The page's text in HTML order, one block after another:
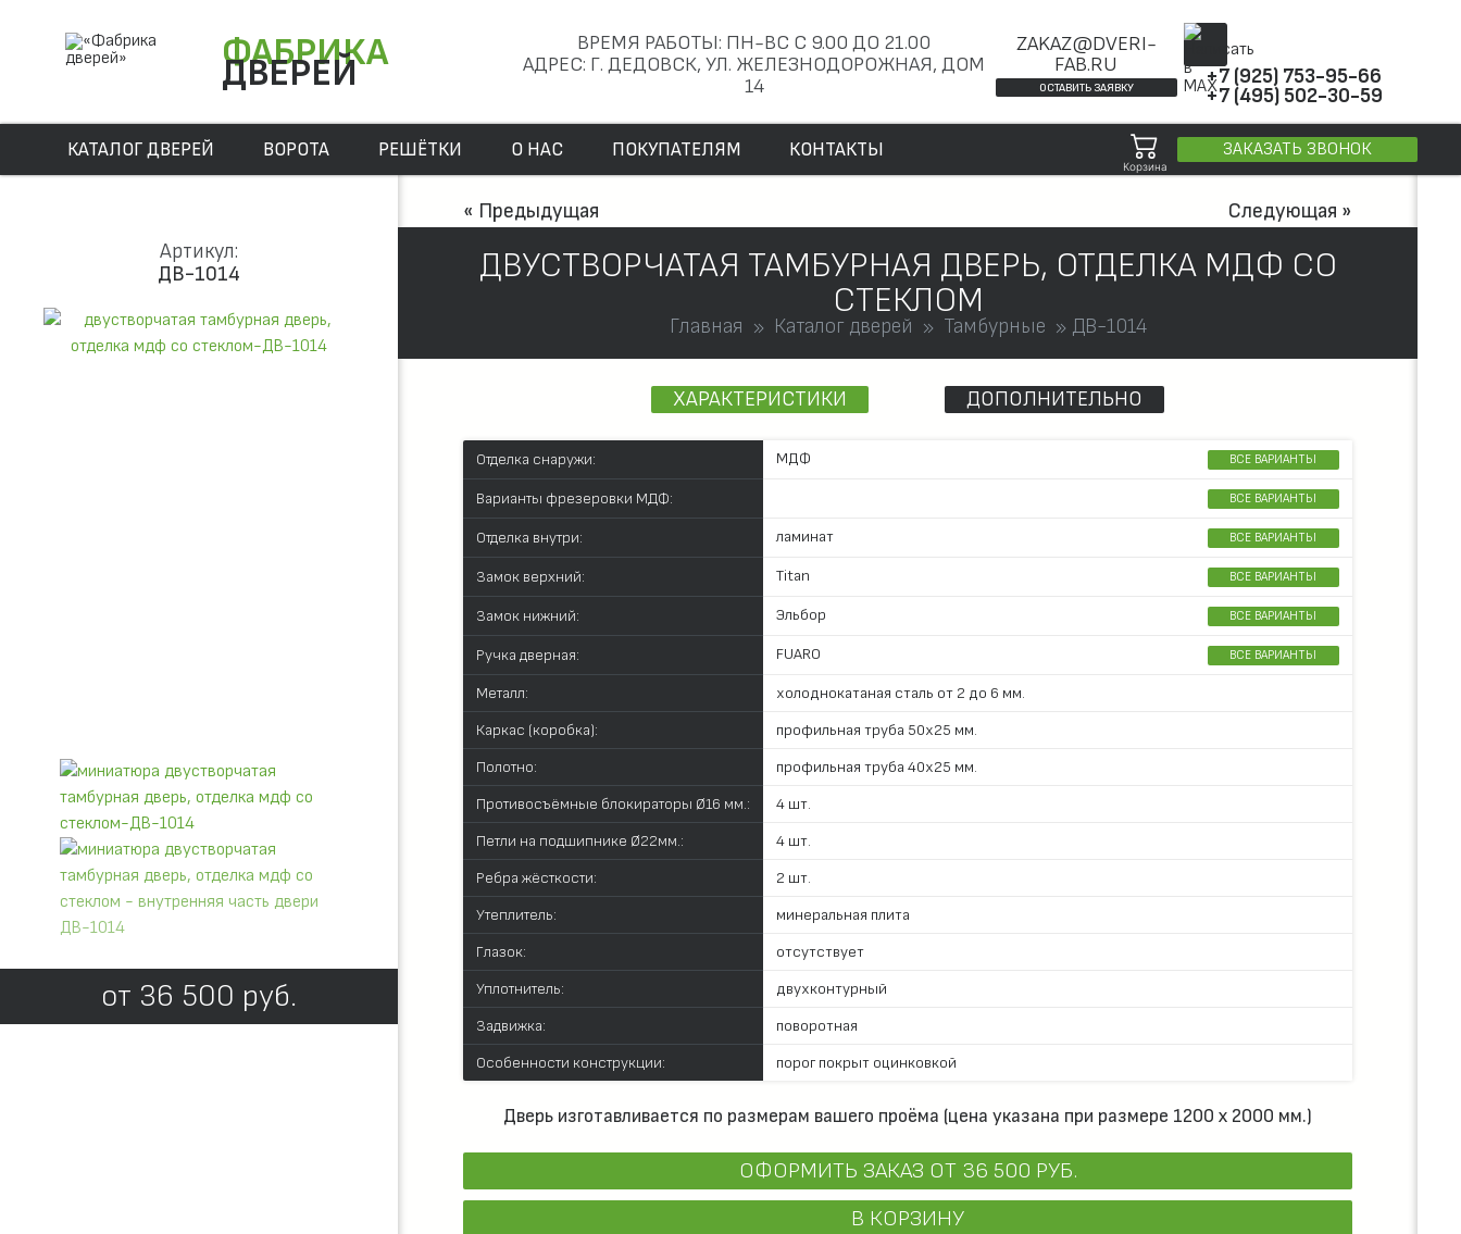
ФАБРИКА
ДВЕРЕЙ
ВРЕМЯ РАБОТЫ: ПН-ВС С 9.00 ДО 21.00
АДРЕС: Г. ДЕДОВСК, УЛ. ЖЕЛЕЗНОДОРОЖНАЯ, ДОМ
14
ZAKAZ@DVERI-
FAB.RU
ОСТАВИТЬ ЗАЯВКУ +7 (925) 753-95-66
+7 (495) 502-30-59
КАТАЛОГ ДВЕРЕЙ ВОРОТА РЕШЁТКИ О НАС ПОКУПАТЕЛЯМ КОНТАКТЫ
Корзина
ЗАКАЗАТЬ ЗВОНОК
Артикул:
ДВ-1014
от 36 500 руб.
« Предыдущая Следующая »
ДВУСТВОРЧАТАЯ ТАМБУРНАЯ ДВЕРЬ, ОТДЕЛКА МДФ СО
СТЕКЛОМ
Главная Каталог дверей Тамбурные ДВ-1014
ХАРАКТЕРИСТИКИ ДОПОЛНИТЕЛЬНО
Отделка снаружи: МДФ ВСЕ ВАРИАНТЫ
Варианты фрезеровки МДФ: ВСЕ ВАРИАНТЫ
Отделка внутри: ламинат ВСЕ ВАРИАНТЫ
Замок верхний: Titan ВСЕ ВАРИАНТЫ
Замок нижний: Эльбор ВСЕ ВАРИАНТЫ
Ручка дверная: FUARO ВСЕ ВАРИАНТЫ
Металл:
холоднокатаная сталь от 2 до 6 мм.
Каркас (коробка):
профильная труба 50х25 мм.
Полотно:
профильная труба 40х25 мм.
Противосъёмные блокираторы Ø16 мм.:
4 шт.
Петли на подшипнике Ø22мм.:
4 шт.
Ребра жёсткости:
2 шт.
Утеплитель:
минеральная плита
Глазок:
отсутствует
Уплотнитель:
двухконтурный
Задвижка:
поворотная
Особенности конструкции:
порог покрыт оцинковкой
Дверь изготавливается по размерам вашего проёма (цена указана при размере 1200 х 2000 мм.)
ОФОРМИТЬ ЗАКАЗ ОТ 36 500 РУБ.
В КОРЗИНУ